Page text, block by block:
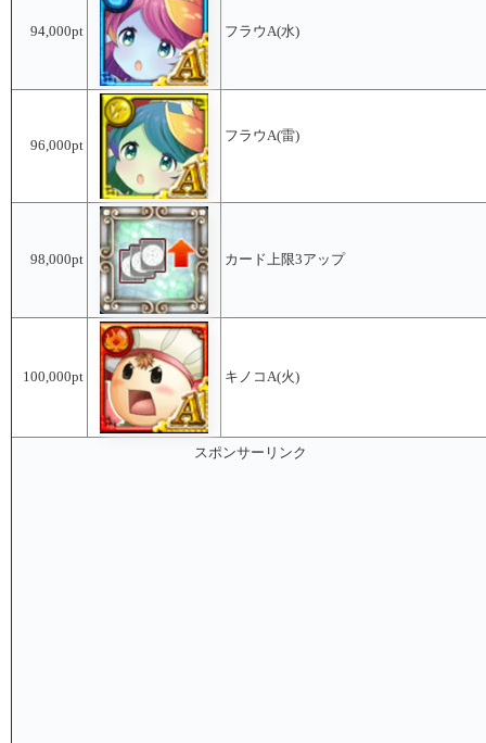
94,000pt フラウA(水)
96,000pt
フラウA(雷)
98,000pt カード上限3アップ
100,000pt キノコA(火)
スポンサーリンク